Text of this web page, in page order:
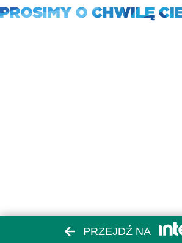
PRZEJDŹ NA